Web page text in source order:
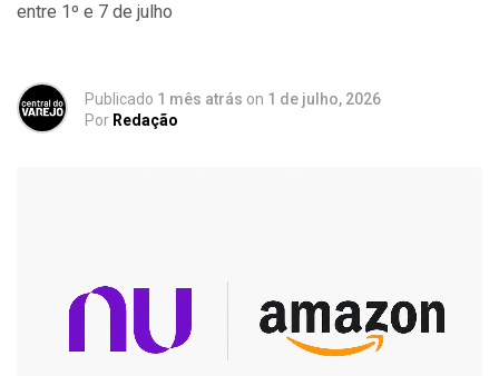
entre 1º e 7 de julho
Publicado 1 mês atrás on 1 de julho, 2026
Por Redação